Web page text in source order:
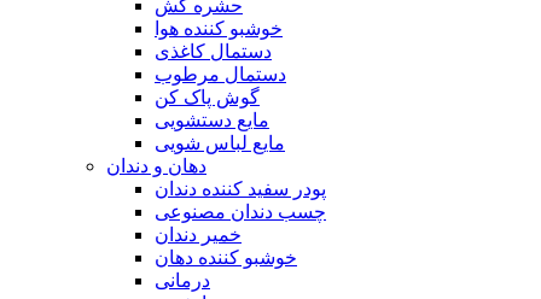
حشره کش
خوشبو کننده هوا
دستمال کاغذی
دستمال مرطوب
گوش پاک کن
مایع دستشویی
مایع لباس شویی
دهان و دندان
پودر سفید کننده دندان
چسب دندان مصنوعی
خمیر دندان
خوشبو کننده دهان
درمانی